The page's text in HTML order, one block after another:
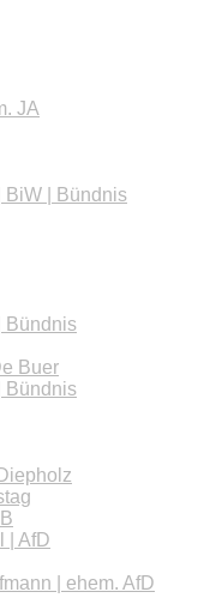
JA
BiW | Bündnis
Bündnis
Buer
Bündnis
| AfD
| ehem. AfD